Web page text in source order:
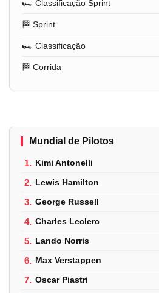
🏎️ Classificação Sprint
🏁 Sprint
🏎️ Classificação
🏁 Corrida
Mundial de Pilotos
1. Kimi Antonelli
2. Lewis Hamilton
3. George Russell
4. Charles Leclerc
5. Lando Norris
6. Max Verstappen
7. Oscar Piastri